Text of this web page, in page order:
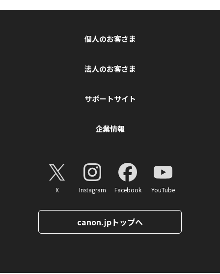
個人のお客さま
法人のお客さま
サポートサイト
企業情報
X Instagram Facebook YouTube
canon.jpトップへ